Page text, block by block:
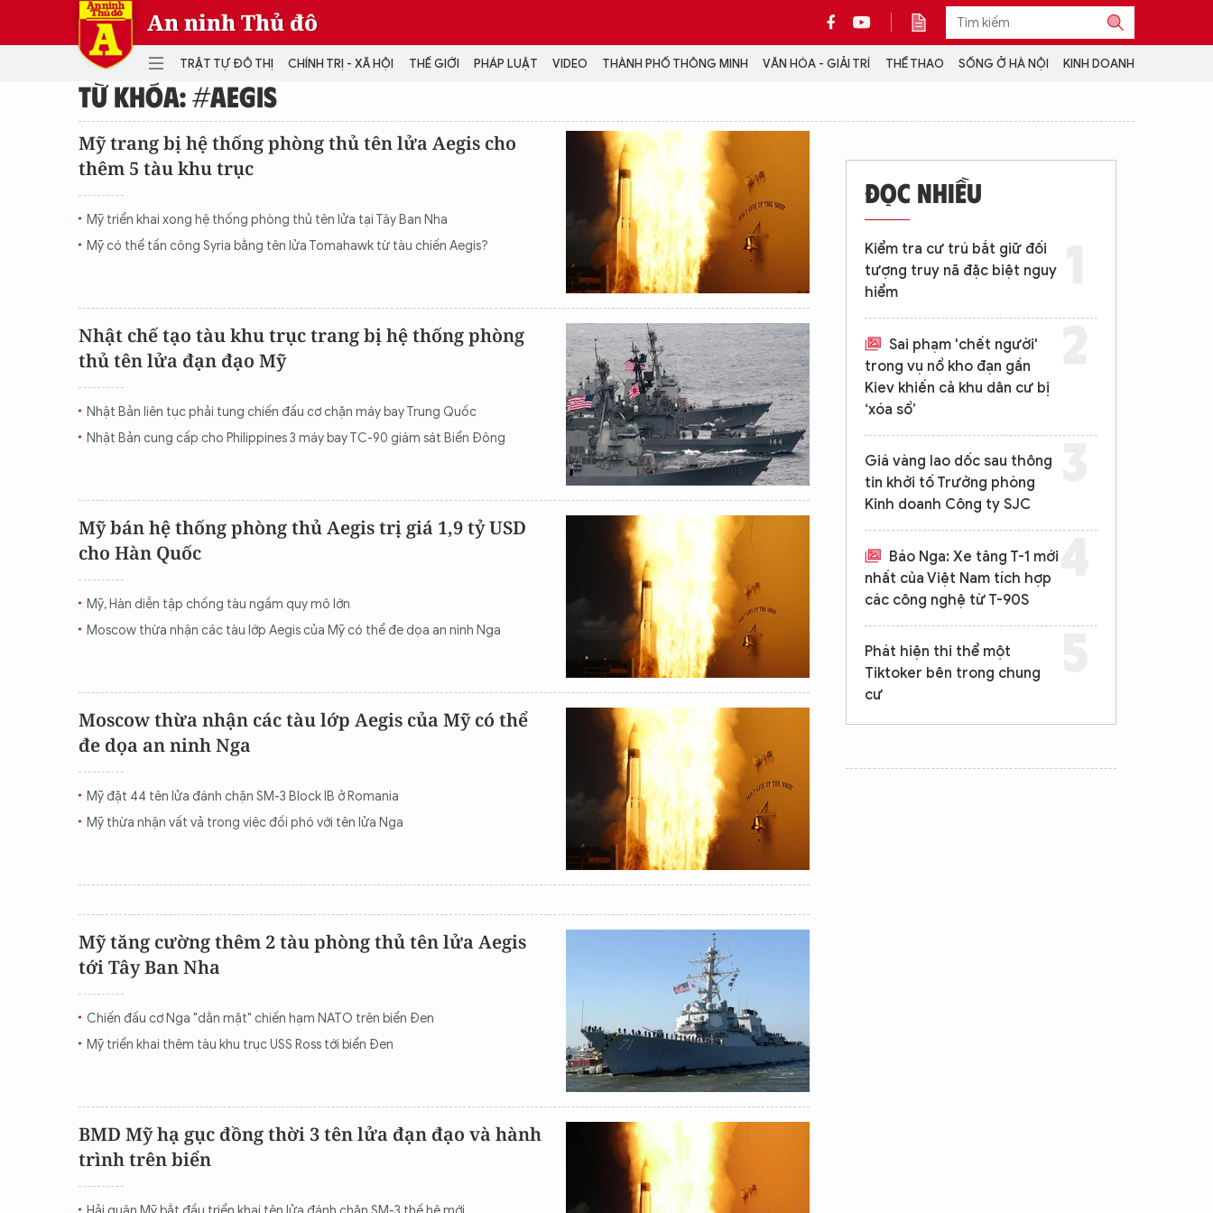
An ninh Thủ đô
TRẬT TỰ ĐÔ THỊ CHÍNH TRỊ - XÃ HỘI THẾ GIỚI PHÁP LUẬT VIDEO THÀNH PHỐ THÔNG MINH VĂN HÓA - GIẢI TRÍ THỂ THAO SỐNG Ở HÀ NỘI KINH DOANH
TRẬT TỰ ĐÔ THỊ
THẾ GIỚI PHÁP LUẬT
THÀNH PHỐ THÔNG MINH
VĂN HÓA - GIẢI TRÍ
Video
Infographic
CON ĐƯỜNG KHỞI NGHIỆP
VIDEO
PODCAST
ẢNH
LONGFORM
INFOGRAPHIC
LỊCH VẠN SỰ
CỘNG TÁC VỚI ANTĐ
TRA CỨU XE
HOTLINE: 032 9907 579
TỪ KHÓA: #AEGIS
Mỹ trang bị hệ thống phòng thủ tên lửa Aegis cho
thêm 5 tàu khu trục
Mỹ triển khai xong hệ thống phòng thủ tên lửa tại Tây Ban Nha
Mỹ có thể tấn công Syria bằng tên lửa Tomahawk từ tàu chiến Aegis?
Nhật chế tạo tàu khu trục trang bị hệ thống phòng
thủ tên lửa đạn đạo Mỹ
Nhật Bản liên tục phải tung chiến đấu cơ chặn máy bay Trung Quốc
Nhật Bản cung cấp cho Philippines 3 máy bay TC-90 giám sát Biển Đông
Mỹ bán hệ thống phòng thủ Aegis trị giá 1,9 tỷ USD
cho Hàn Quốc
Mỹ, Hàn diễn tập chống tàu ngầm quy mô lớn
Moscow thừa nhận các tàu lớp Aegis của Mỹ có thể đe dọa an ninh Nga
Moscow thừa nhận các tàu lớp Aegis của Mỹ có thể
đe dọa an ninh Nga
Mỹ đặt 44 tên lửa đánh chặn SM-3 Block IB ở Romania
Mỹ thừa nhận vất vả trong việc đối phó với tên lửa Nga
Mỹ tăng cường thêm 2 tàu phòng thủ tên lửa Aegis
tới Tây Ban Nha
Chiến đấu cơ Nga "dằn mặt" chiến hạm NATO trên biển Đen
Mỹ triển khai thêm tàu khu trục USS Ross tới biển Đen
BMD Mỹ hạ gục đồng thời 3 tên lửa đạn đạo và hành
trình trên biển
ĐỌC NHIỀU
Kiểm tra cư trú bắt giữ đối
tượng truy nã đặc biệt nguy
hiểm
Sai phạm 'chết người'
trong vụ nổ kho đạn gần
Kiev khiến cả khu dân cư bị
‘xóa sổ’
Giá vàng lao dốc sau thông
tin khởi tố Trưởng phòng
Kinh doanh Công ty SJC
Báo Nga: Xe tăng T-1 mới
nhất của Việt Nam tích hợp
các công nghệ từ T-90S
Phát hiện thi thể một
Tiktoker bên trong chung
cư